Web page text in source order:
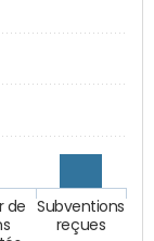
de
Subventions
reçues